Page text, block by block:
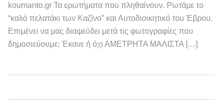
koumanto.gr Τα ερωτήματα που πληθαίνουν. Ρωτάμε το
“καλό πελατάκι των Καζίνο” και Αυτοδιοικητικό του Έβρου.
Επιμένει να μας διαψεύδει μετά τις φωτογραφίες που
δημοσιεύουμε; Έκανε ή όχι ΑΜΕΤΡΗΤΑ ΜΑΛΙΣΤΑ […]